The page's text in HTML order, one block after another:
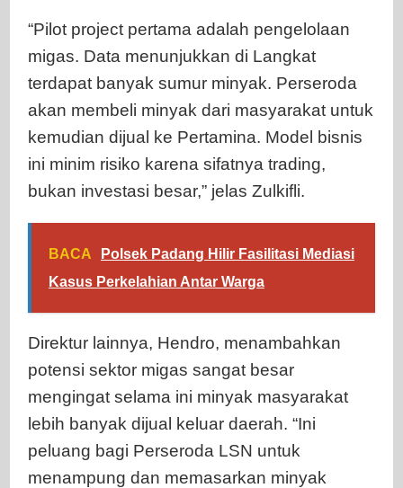
“Pilot project pertama adalah pengelolaan
migas. Data menunjukkan di Langkat
terdapat banyak sumur minyak. Perseroda
akan membeli minyak dari masyarakat untuk
kemudian dijual ke Pertamina. Model bisnis
ini minim risiko karena sifatnya trading,
bukan investasi besar,” jelas Zulkifli.
BACA
Polsek Padang Hilir Fasilitasi Mediasi
Kasus Perkelahian Antar Warga
Direktur lainnya, Hendro, menambahkan
potensi sektor migas sangat besar
mengingat selama ini minyak masyarakat
lebih banyak dijual keluar daerah. “Ini
peluang bagi Perseroda LSN untuk
menampung dan memasarkan minyak